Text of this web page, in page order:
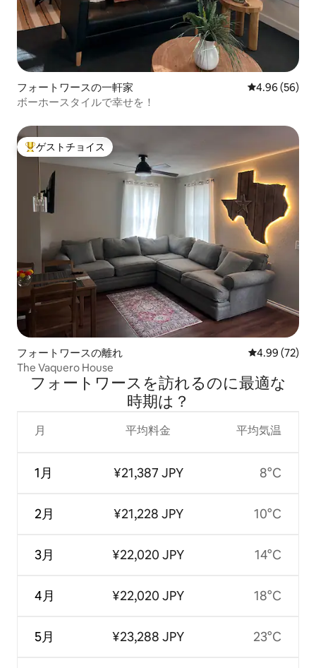
フォートワースの一軒家 レビュー56
4.96 (56)
ボーホースタイルで幸せを！
大好評のゲストチョイスです。
ゲストチョイス
フォートワースの離れ レビュー72
4.99 (72)
The Vaquero House
フォートワースを訪⁠れ⁠るの⁠に最⁠適⁠な
時⁠期⁠は⁠？
月
1月
2月
3月
4月
5月
平均料金
¥21,387 JPY
¥21,228 JPY
¥22,020 JPY
¥22,020 JPY
¥23,288 JPY
平均気温
8°C
10°C
14°C
18°C
23°C